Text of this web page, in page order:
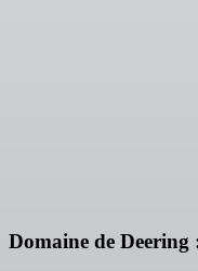
Domaine de